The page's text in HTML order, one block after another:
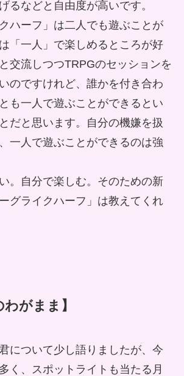
るなどと自由度が高いです。
ハーフ」は二人でも遊ぶことが
「一人」で楽しめるところが好
交流しつつTRPGのセッションを
のですけれど、誰かを付き合わ
も一人で遊ぶことができるとい
だと思います。自分の機嫌を扱
一人で遊ぶことができるのは強
。自分で楽しむ。そのための新
グライクハーフ」は教えてくれ
わがまま】
について少し語りましたが、今
く、スポットライトも当たる月